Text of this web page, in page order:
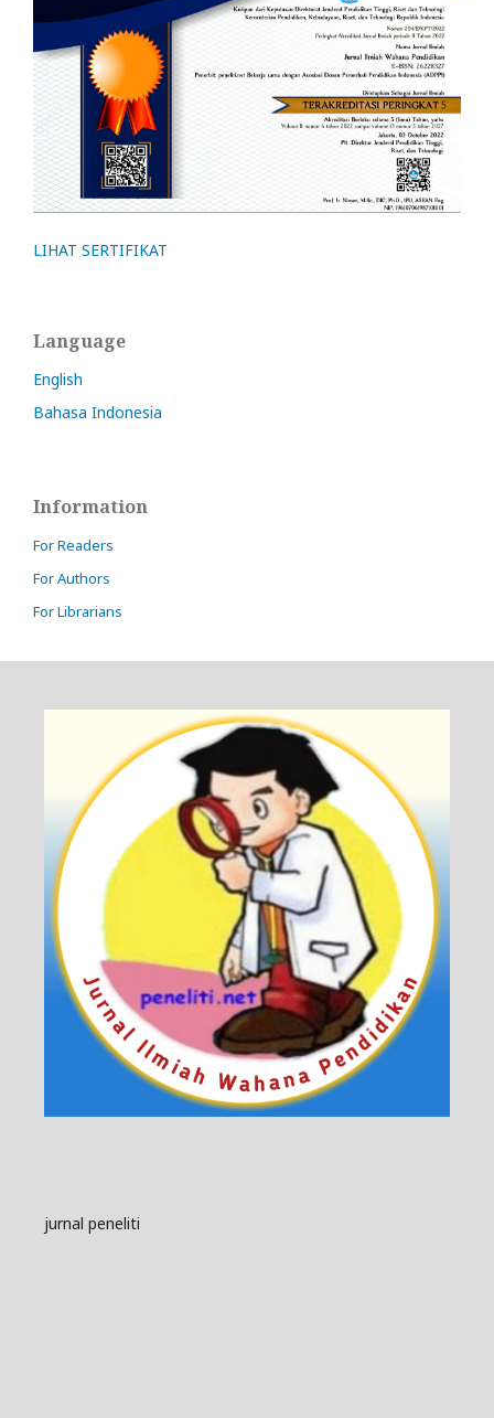
LIHAT SERTIFIKAT
Language
English
Bahasa Indonesia
Information
For Readers
For Authors
For Librarians
jurnal peneliti